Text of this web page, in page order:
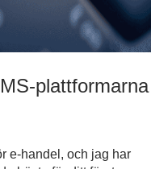
plattformarna
e-handel, och jag har